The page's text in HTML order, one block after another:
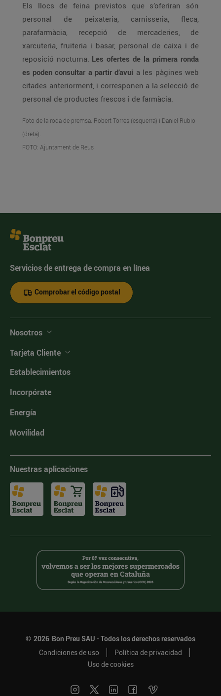
Els llocs de feina previstos que s’oferiran són
personal de peixateria, carnisseria, fleca,
parafarmàcia, recepció de mercaderies, de
xarcuteria, fruiteria i basar, personal de caixa i de
reposició nocturna. Les ofertes de la primera ronda
es poden consultar a partir d’avui a les pàgines web
citades anteriorment, i corresponen a la selecció de
personal de productes frescos i de farmàcia.
Foto de la roda de premsa. Robert Torres (esquerra) i Daniel Rubio
(dreta).
FOTO: Ajuntament de Reus
Servicios de entrega de compra en línea
Comprobar el código postal
Nosotros
Tarjeta Cliente
Establecimientos
Incorpórate
Energía
Movilidad
Nuestras aplicaciones
© 2026 Bon Preu SAU - Todos los derechos reservados
Condiciones de uso
Política de privacidad
Uso de cookies